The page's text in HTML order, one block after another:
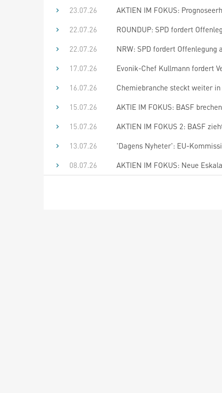
23.07.26
AKTIEN IM FOKUS:
22.07.26
ROUNDUP: SPD fordert
22.07.26
NRW: SPD fordert
17.07.26
Evonik-Chef Kullmann fordert
16.07.26
Chemiebranche steckt weiter
15.07.26
AKTIE IM FOKUS: BASF
15.07.26
AKTIEN IM FOKUS 2: BASF
13.07.26
'Dagens Nyheter': EU-
08.07.26
AKTIEN IM FOKUS: Neue